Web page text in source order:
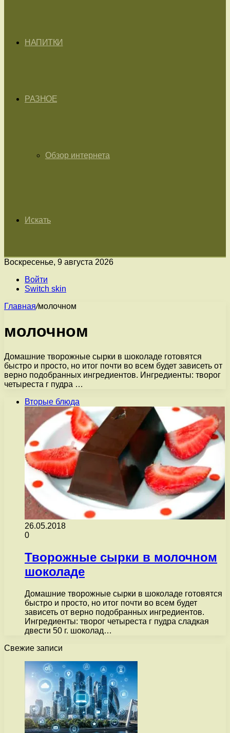
НАПИТКИ
РАЗНОЕ
Обзор интернета
Искать
Воскресенье, 9 августа 2026
Войти
Switch skin
Главная/молочном
молочном
Домашние творожные сырки в шоколаде готовятся
быстро и просто, но итог почти во всем будет зависеть от
верно подобранных ингредиентов. Ингредиенты: творог
четыреста г пудра …
Вторые блюда
26.05.2018
0
Творожные сырки в молочном
шоколаде
Домашние творожные сырки в шоколаде готовятся
быстро и просто, но итог почти во всем будет
зависеть от верно подобранных ингредиентов.
Ингредиенты: творог четыреста г пудра сладкая
двести 50 г. шоколад…
Свежие записи